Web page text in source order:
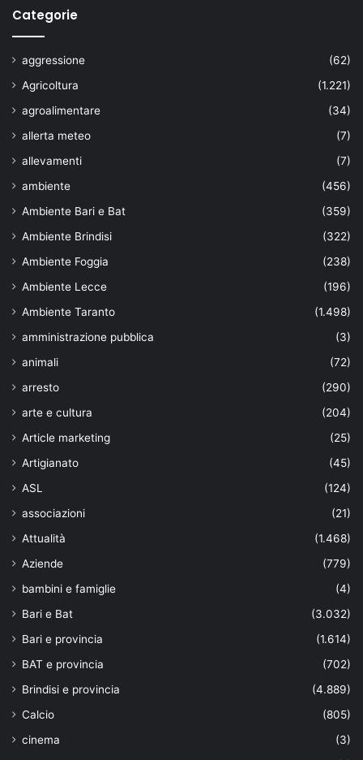
Categorie
aggressione
(62)
Agricoltura
(1.221)
agroalimentare
(34)
allerta meteo
(7)
allevamenti
(7)
ambiente
(456)
Ambiente Bari e Bat
(359)
Ambiente Brindisi
(322)
Ambiente Foggia
(238)
Ambiente Lecce
(196)
Ambiente Taranto
(1.498)
amministrazione pubblica
(3)
animali
(72)
arresto
(290)
arte e cultura
(204)
Article marketing
(25)
Artigianato
(45)
ASL
(124)
associazioni
(21)
Attualità
(1.468)
Aziende
(779)
bambini e famiglie
(4)
Bari e Bat
(3.032)
Bari e provincia
(1.614)
BAT e provincia
(702)
Brindisi e provincia
(4.889)
Calcio
(805)
cinema
(3)